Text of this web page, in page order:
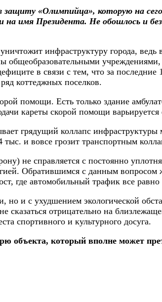
«Олимпийца», которую на
на имя Президента. Не обошлось и
инфраструктуру города, ведь
в связи с тем, что за последние
коттеджных поселков.
помощи. Есть только здание
кареты скорой помощи
грядущий коллапс инфраструктуры
и вовсе грозит транспортным
не справляется с постоянно
Обратившимся с данным
где автомобильный трафик все равно
и с ухудшением экологической
отрицательно на
спортивного и культурного досуга.
объекта, который вполне может